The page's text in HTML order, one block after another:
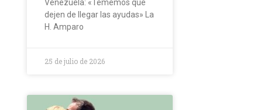
Venezuela: «Tememos que
dejen de llegar las ayudas» La
H. Amparo
25 de julio de 2026